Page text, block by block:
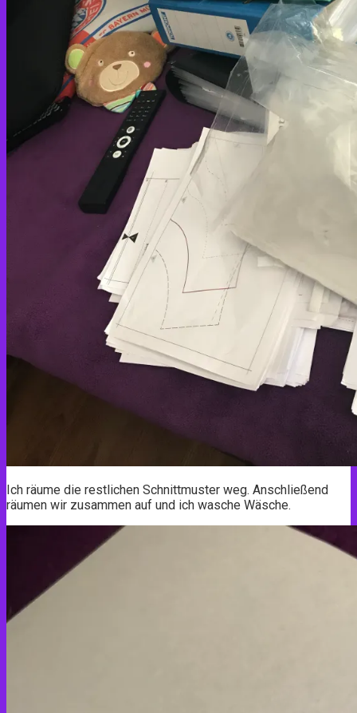
Ich räume die restlichen Schnittmuster weg. Anschließend
räumen wir zusammen auf und ich wasche Wäsche.